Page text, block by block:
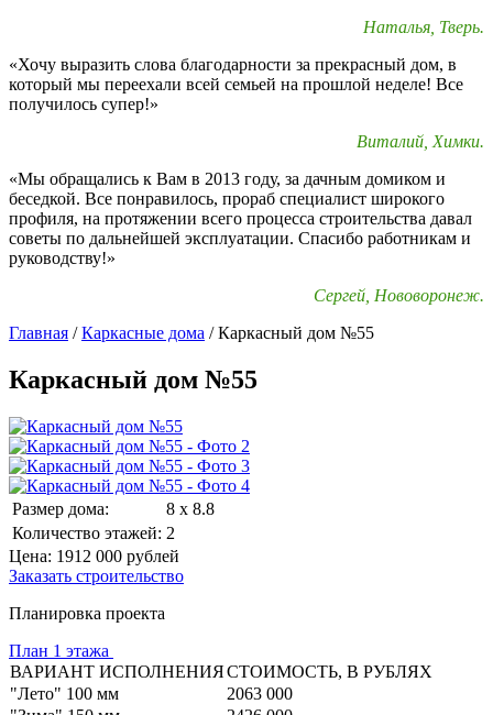
Наталья, Тверь.
«Хочу выразить слова благодарности за прекрасный дом, в
который мы переехали всей семьей на прошлой неделе! Все
получилось супер!»
Виталий, Химки.
«Мы обращались к Вам в 2013 году, за дачным домиком и
беседкой. Все понравилось, прораб специалист широкого
профиля, на протяжении всего процесса строительства давал
советы по дальнейшей эксплуатации. Спасибо работникам и
руководству!»
Сергей, Нововоронеж.
Главная /Каркасные дома /Каркасный дом №55
Каркасный дом №55
Размер дома:
8 x 8.8
Количество этажей: 2
Цена: 1912 000 рублей
Заказать строительство
Планировка проекта
План 1 этажа
ВАРИАНТ ИСПОЛНЕНИЯСТОИМОСТЬ, В РУБЛЯХ
"Лето" 100 мм
2063 000